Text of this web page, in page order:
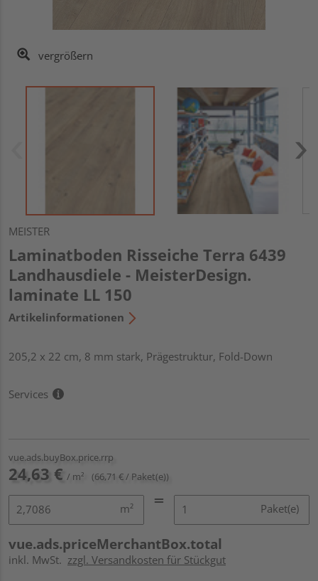
vergrößern
MEISTER
Laminatboden Risseiche Terra 6439
Landhausdiele - MeisterDesign.
laminate LL 150
Artikelinformationen
205,2 x 22 cm, 8 mm stark, Prägestruktur, Fold-Down
Services
vue.ads.buyBox.price.rrp
24,63 € / m² (66,71 € / Paket(e))
m² Paket(e)
vue.ads.priceMerchantBox.total
inkl. MwSt. zzgl. Versandkosten für Stückgut